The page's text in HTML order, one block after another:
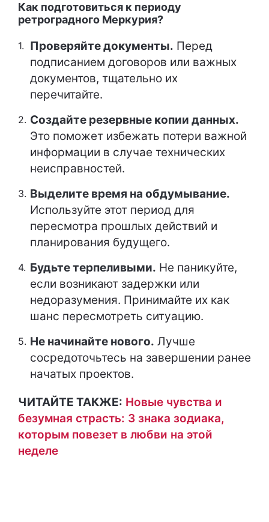
Как подготовиться к периоду
ретроградного Меркурия?
Проверяйте документы. Перед
подписанием договоров или важных
документов, тщательно их
перечитайте.
Создайте резервные копии данных.
Это поможет избежать потери важной
информации в случае технических
неисправностей.
Выделите время на обдумывание.
Используйте этот период для
пересмотра прошлых действий и
планирования будущего.
Будьте терпеливыми. Не паникуйте,
если возникают задержки или
недоразумения. Принимайте их как
шанс пересмотреть ситуацию.
Не начинайте нового. Лучше
сосредоточьтесь на завершении ранее
начатых проектов.
ЧИТАЙТЕ ТАКЖЕ: Новые чувства и
безумная страсть: 3 знака зодиака,
которым повезет в любви на этой
неделе